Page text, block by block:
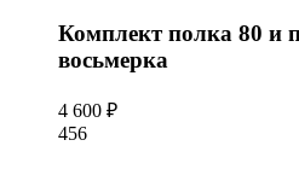
Комплект полка 80 и
восьмерка
4 600 ₽
456